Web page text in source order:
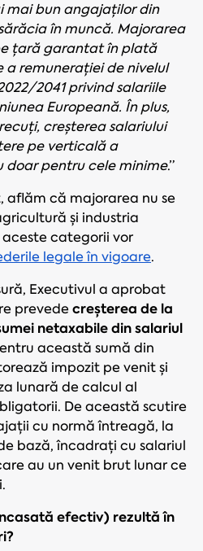
mai bun angajaților din
în muncă. Majorarea
țară garantat în plată
a remunerației de nivelul
2041 privind salariile
Europeană. În plus,
creșterea salariului
pe verticală a
doar pentru cele minime.”
aflăm că majorarea nu se
şi industria
categorii vor
legale în vigoare.
Executivul a aprobat
prevedecreșterea de la
netaxabile din salariul
această sumă din
impozit pe venit și
lunară de calcul al
De această scutire
cu normă întreagă, la
bază, încadrați cu salariul
au un venit brut lunar ce
efectiv) rezultă în